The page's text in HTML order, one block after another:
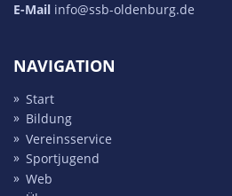
E-Mail info@ssb-oldenburg.de
NAVIGATION
Start
Bildung
Vereins­service
Sport­jugend
Web